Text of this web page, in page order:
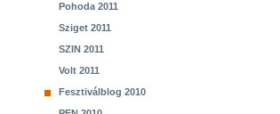
Pohoda 2011
Sziget 2011
SZIN 2011
Volt 2011
Fesztiválblog 2010